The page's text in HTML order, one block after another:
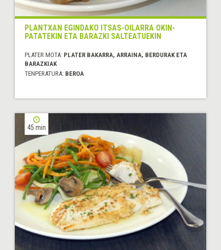
PLANTXAN EGINDAKO ITSAS-OILARRA OKIN-
PATATEKIN ETA BARAZKI SALTEATUEKIN
PLATER MOTA: PLATER BAKARRA, ARRAINA, BERDURAK ETA
BARAZKIAK
TENPERATURA: BEROA
45 min